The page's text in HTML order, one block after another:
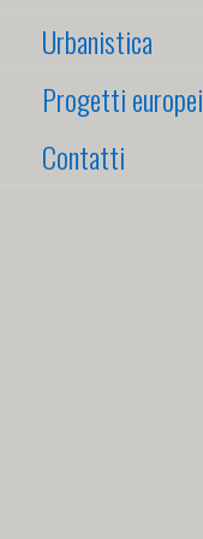
Urbanistica
Progetti europei
Contatti